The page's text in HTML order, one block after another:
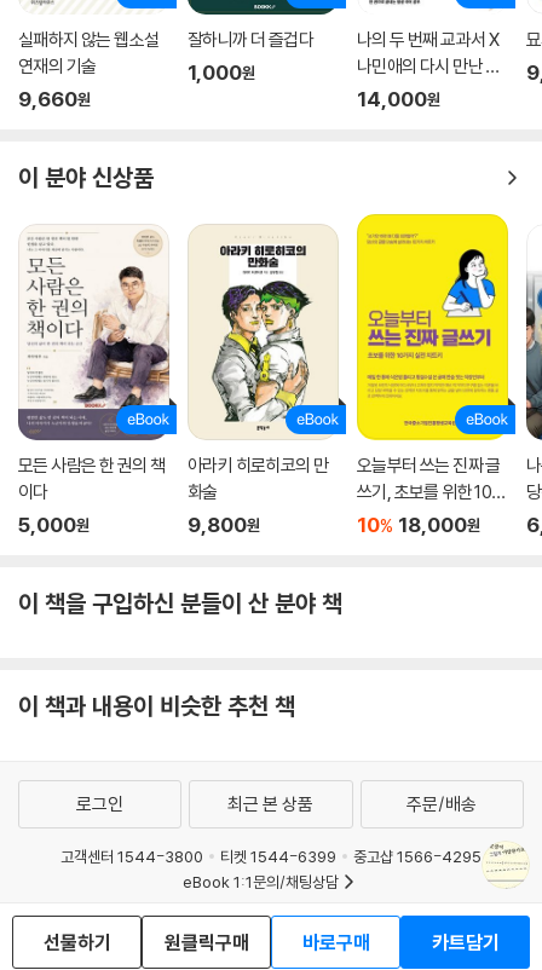
실패하지 않는 웹소설
연재의 기술
9,660원
잘하니까 더 즐겁다
1,000원
나의 두 번째 교과서 X
나민애의 다시 만난 국
어
14,000원
이 분야 신상품
모든 사람은 한 권의 책
이다
5,000원
아라키 히로히코의 만
화술
9,800원
오늘부터 쓰는 진짜 글
쓰기, 초보를 위한 10가
지 실전 치트키
10% 18,000원
이 책을 구입하신 분들이 산 분야 책
이 책과 내용이 비슷한 추천 책
선물하기 원클릭구매 바로구매 카트담기
로그인 최근 본 상품 주문/배송
고객센터 1544-3800 티켓 1544-6399
중고샵 1566-4295
eBook 1:1문의/채팅상담
예스이십사(주) 사업자 정보
이용약관
개인정보처리방침
청소년보호정책